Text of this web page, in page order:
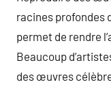
racines profondes
permet de rendre
Beaucoup
des œuvres